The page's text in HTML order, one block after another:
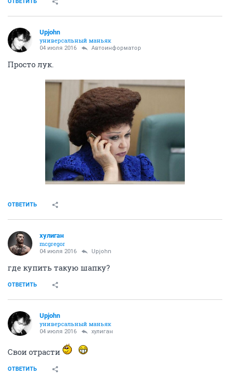
Upjohn
универсальный маньяк
04 июля 2016 Автоинформатор
Просто лук.
ОТВЕТИТЬ
хулиган
mcgregor
04 июля 2016 Upjohn
где купить такую шапку?
ОТВЕТИТЬ
Upjohn
универсальный маньяк
04 июля 2016 хулиган
Свои отрасти
ОТВЕТИТЬ